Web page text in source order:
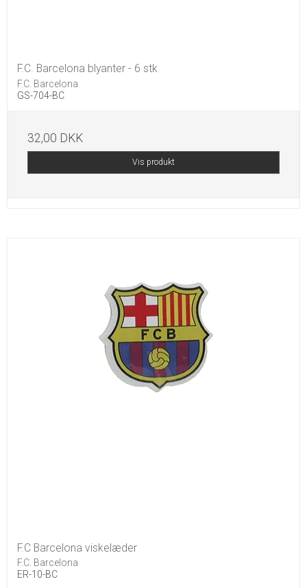
F.C. Barcelona blyanter - 6 stk
F.C. Barcelona
GS-704-BC
32,00 DKK
Vis produkt
F.C Barcelona viskelæder
F.C. Barcelona
ER-10-BC